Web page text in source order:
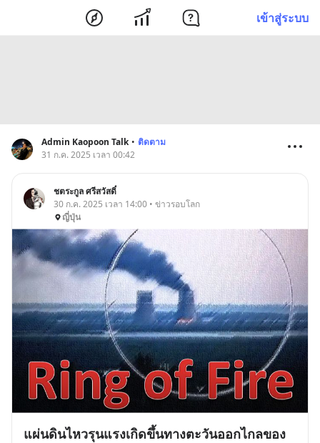
เข้าสู่ระบบ
Admin Kaopoon Talk • ติดตาม
31 ก.ค. 2025 เวลา 00:42
ชตระกูล ศรีสวัสดิ์
30 ก.ค. 2025 เวลา 14:00 • ข่าวรอบโลก
ญี่ปุ่น
แผ่นดินไหวรุนแรงเกิดขึ้นทางตะวันออกไกลของ